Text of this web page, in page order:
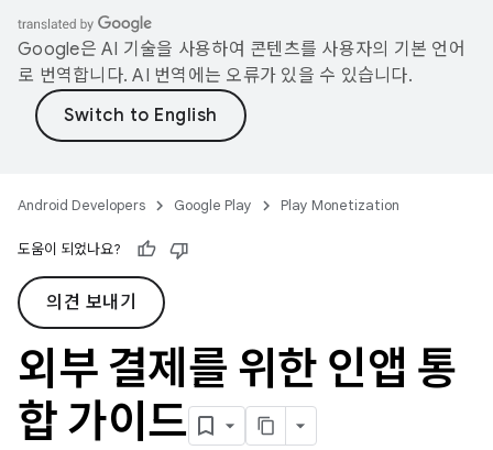
Google은 AI 기술을 사용하여 콘텐츠를 사용자의 기본 언어
로 번역합니다. AI 번역에는 오류가 있을 수 있습니다.
Android Developers Google Play Play Monetization
도움이 되었나요?
의견 보내기
외부 결제를 위한 인앱 통
합 가이드